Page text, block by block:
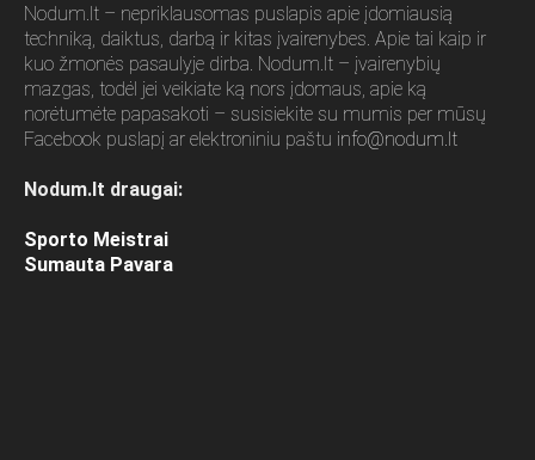
Nodum.lt – nepriklausomas puslapis apie įdomiausią
techniką, daiktus, darbą ir kitas įvairenybes. Apie tai kaip ir
kuo žmonės pasaulyje dirba. Nodum.lt – įvairenybių
mazgas, todėl jei veikiate ką nors įdomaus, apie ką
norėtumėte papasakoti – susisiekite su mumis per mūsų
Facebook puslapį ar elektroniniu paštu info@nodum.lt
Nodum.lt draugai:
Sporto Meistrai
Sumauta Pavara